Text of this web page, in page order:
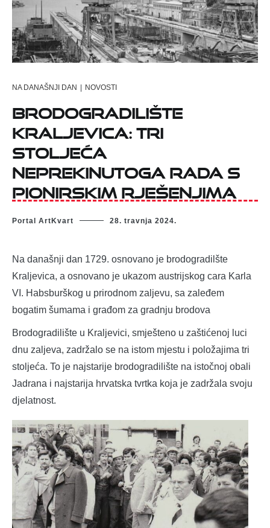
NA DANAŠNJI DAN | NOVOSTI
Brodogradilište
Kraljevica: tri
stoljeća
neprekinutoga rada s
pionirskim rješenjima
Portal ArtKvart 28. travnja 2024.
Na današnji dan 1729. osnovano je brodogradilšte
Kraljevica, a osnovano je ukazom austrijskog cara Karla
VI. Habsburškog u prirodnom zaljevu, sa zaleđem
bogatim šumama i građom za gradnju brodova
Brodogradilište u Kraljevici, smješteno u zaštićenoj luci
dnu zaljeva, zadržalo se na istom mjestu i položajima tri
stoljeća. To je najstarije brodogradilište na istočnoj obali
Jadrana i najstarija hrvatska tvrtka koja je zadržala svoju
djelatnost.